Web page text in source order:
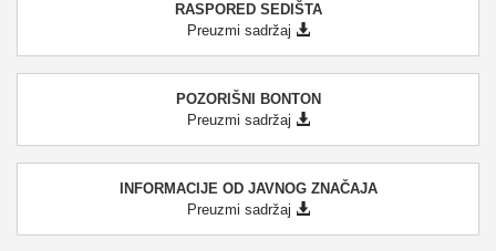
RASPORED SEDIŠTA
Preuzmi sadržaj
POZORIŠNI BONTON
Preuzmi sadržaj
INFORMACIJE OD JAVNOG ZNAČAJA
Preuzmi sadržaj